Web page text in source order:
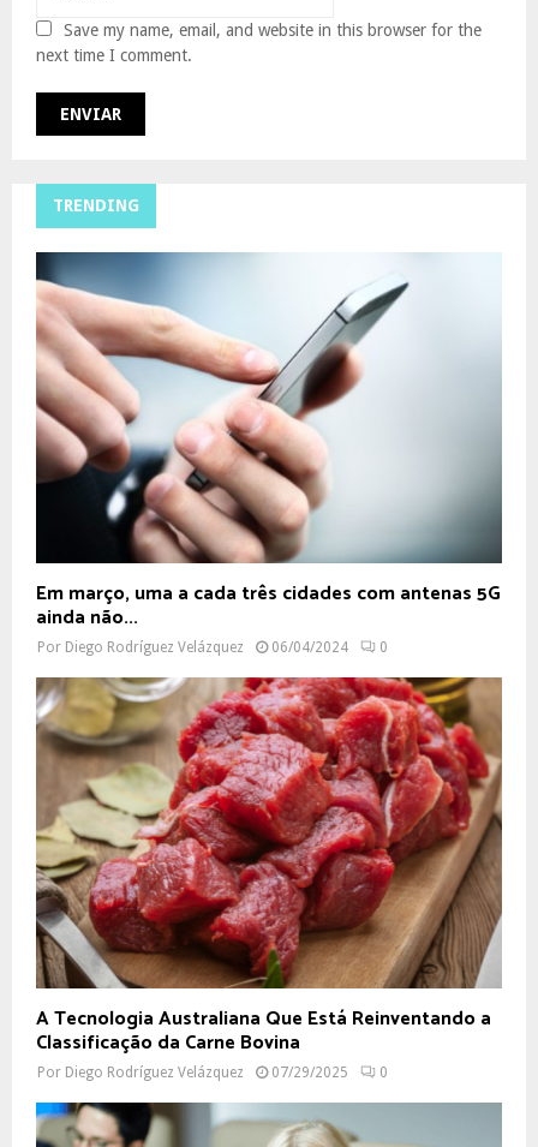
Save my name, email, and website in this browser for the
next time I comment.
TRENDING
Em março, uma a cada três cidades com antenas 5G
ainda não...
Por Diego Rodríguez Velázquez 06/04/2024 0
A Tecnologia Australiana Que Está Reinventando a
Classificação da Carne Bovina
Por Diego Rodríguez Velázquez 07/29/2025 0